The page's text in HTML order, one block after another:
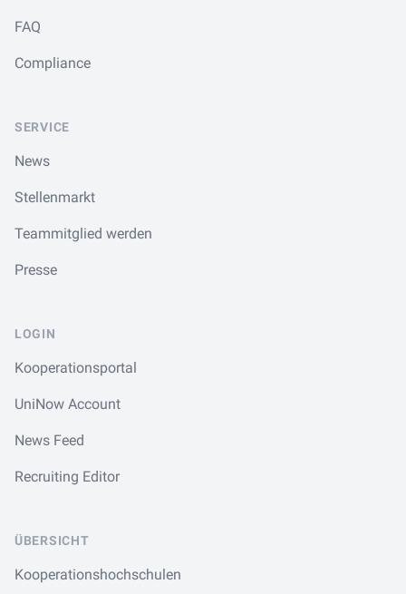
FAQ
Compliance
SERVICE
News
Stellenmarkt
Teammitglied werden
Presse
LOGIN
Kooperationsportal
UniNow Account
News Feed
Recruiting Editor
ÜBERSICHT
Kooperationshochschulen